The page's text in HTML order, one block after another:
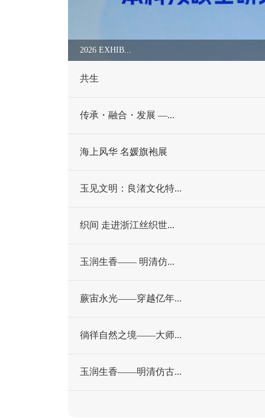
2026 EXHIB...
共生
传承・融合・发展 —...
海上风华 名媛旗袍展
玉见文明：良渚文化特...
织间 走进浙江丝织世...
玉润生香—— 明清仿...
蕨宙永光——穿越亿年...
徜徉自然之境——大师...
玉润生香——明清仿古...